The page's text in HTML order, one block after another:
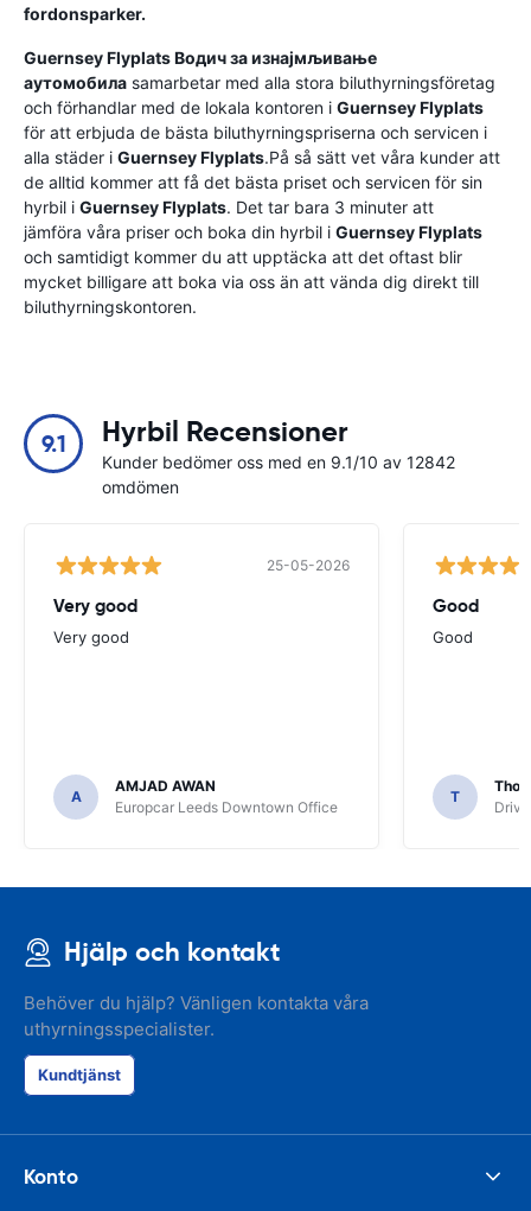
fordonsparker.
Guernsey FlyplatsВодич за изнајмљивање
аутомобила samarbetar med alla stora biluthyrningsföretag
och förhandlar med de lokala kontoren i Guernsey Flyplats
för att erbjuda de bästa biluthyrningspriserna och servicen i
alla städer i Guernsey Flyplats.På så sätt vet våra kunder att
de alltid kommer att få det bästa priset och servicen för sin
hyrbil i Guernsey Flyplats. Det tar bara 3 minuter att
jämföra våra priser och boka din hyrbil i Guernsey Flyplats
och samtidigt kommer du att upptäcka att det oftast blir
mycket billigare att boka via oss än att vända dig direkt till
biluthyrningskontoren.
9.1 Hyrbil Recensioner
Kunder bedömer oss med en 9.1/10 av 12842
omdömen
25-05-2026
Very good
Very good
A
AMJAD AWAN
Europcar Leeds Downtown Office
Good
Good
T
Hjälp och kontakt
Behöver du hjälp? Vänligen kontakta våra
uthyrningsspecialister.
Kundtjänst
Konto